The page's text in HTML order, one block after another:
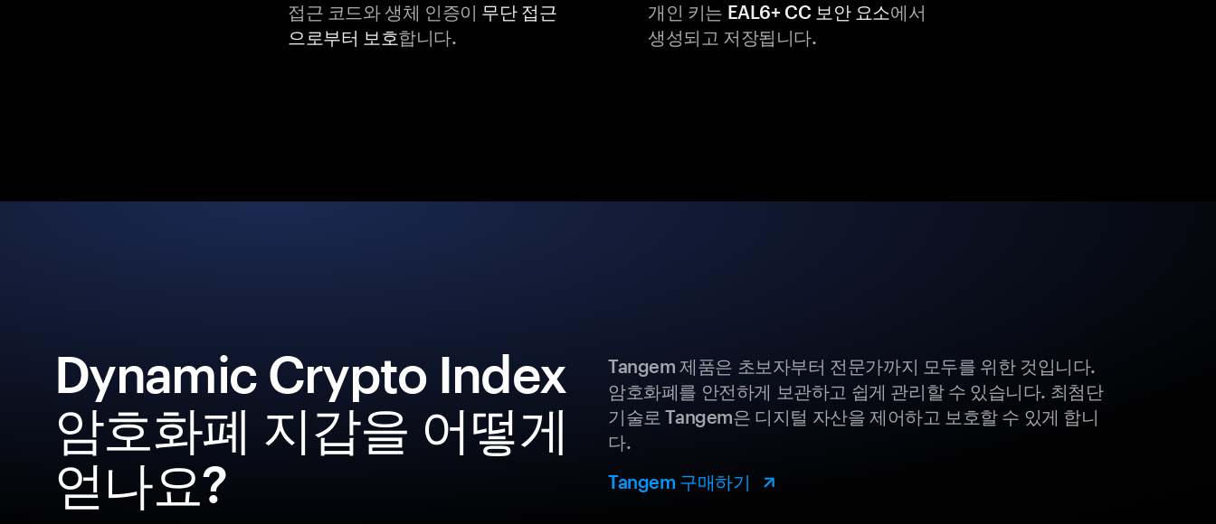
접근 코드와 생체 인증이 무단 접근
으로부터 보호합니다.
개인 키는 EAL6+ CC 보안 요소에서
생성되고 저장됩니다.
Dynamic Crypto Index
암호화폐 지갑을 어떻게
얻나요?
Tangem 제품은 초보자부터 전문가까지 모두를 위한 것입니다.
암호화폐를 안전하게 보관하고 쉽게 관리할 수 있습니다. 최첨단
기술로 Tangem은 디지털 자산을 제어하고 보호할 수 있게 합니
다.
Tangem 구매하기